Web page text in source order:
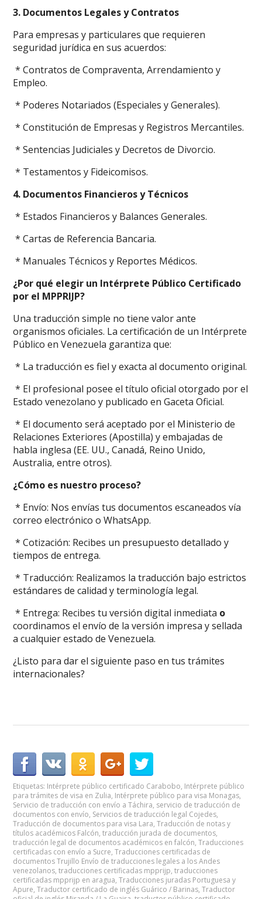
3. Documentos Legales y Contratos
Para empresas y particulares que requieren
seguridad jurídica en sus acuerdos:
* Contratos de Compraventa, Arrendamiento y
Empleo.
* Poderes Notariados (Especiales y Generales).
* Constitución de Empresas y Registros Mercantiles.
* Sentencias Judiciales y Decretos de Divorcio.
* Testamentos y Fideicomisos.
4. Documentos Financieros y Técnicos
* Estados Financieros y Balances Generales.
* Cartas de Referencia Bancaria.
* Manuales Técnicos y Reportes Médicos.
¿Por qué elegir un Intérprete Público Certificado
por el MPPRIJP?
Una traducción simple no tiene valor ante
organismos oficiales. La certificación de un Intérprete
Público en Venezuela garantiza que:
* La traducción es fiel y exacta al documento original.
* El profesional posee el título oficial otorgado por el
Estado venezolano y publicado en Gaceta Oficial.
* El documento será aceptado por el Ministerio de
Relaciones Exteriores (Apostilla) y embajadas de
habla inglesa (EE. UU., Canadá, Reino Unido,
Australia, entre otros).
¿Cómo es nuestro proceso?
* Envío: Nos envías tus documentos escaneados vía
correo electrónico o WhatsApp.
* Cotización: Recibes un presupuesto detallado y
tiempos de entrega.
* Traducción: Realizamos la traducción bajo estrictos
estándares de calidad y terminología legal.
* Entrega: Recibes tu versión digital inmediata o
coordinamos el envío de la versión impresa y sellada
a cualquier estado de Venezuela.
¿Listo para dar el siguiente paso en tus trámites
internacionales?
Etiquetas: Intérprete público certificado Carabobo, Intérprete público
para trámites de visa en Zulia, Intérprete público para visa Monagas,
Servicio de traducción con envío a Táchira, servicio de traducción de
documentos con envío, Servicios de traducción legal Cojedes,
Traducción de documentos para visa Lara,Traducción de notas y
títulos académicos Falcón,traducción jurada de documentos,
traducción legal de documentos académicos en falcón,Traducciones
certificadas con envío a Sucre,Traducciones certificadas de
documentos Trujillo Envío de traducciones legales a los Andes
venezolanos,traducciones certificadas mpprijp,traducciones
certificadas mpprijp en aragua,Traducciones juradas Portuguesa y
Apure,Traductor certificado de inglés Guárico / Barinas,Traductor